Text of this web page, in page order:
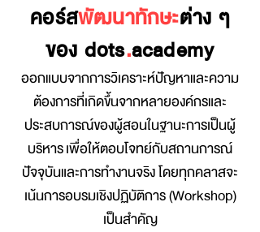
คอร์สพัฒนาทักษะต่าง ๆ
ของ dots.academy
ออกแบบจากการวิเคราะห์ปัญหาและความ
ต้องการที่เกิดขึ้นจากหลายองค์กรและ
ประสบการณ์ของผู้สอนในฐานะการเป็นผู้
บริหารเพื่อให้ตอบโจทย์กับสถานการณ์
ปัจจุบันและการทำงานจริง โดยทุกคลาสจะ
เน้นการอบรมเชิงปฏิบัติการ (Workshop)
เป็นสำคัญ